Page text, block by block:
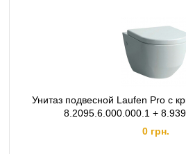
Унитаз подвесной Laufen Pro с
8.2095.6.000.000.1 +
0 грн.